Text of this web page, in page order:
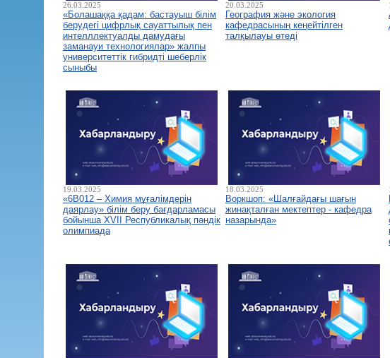
26.03.2025
«Болашаққа қадам: бастауыш білім
берудегі цифрлық сауаттылық пен
интелллектуалды дамудағы
заманауи технологиялар» жалпы
университеттік гибридті шеберлік
сыныбы
20.03.2025
География және экология
кафедрасының кеңейтілген
талқылауы өтеді
19.03.2025
«6B012 – Химия мұғалімдерін
даярлау» білім беру бағдарламасы
бойынша XVII Республикалық пәндік
олимпиада
18.03.2025
Воркшоп: «Шалғайдағы шағын
жинақталған мектептер - кафедра
назарында»